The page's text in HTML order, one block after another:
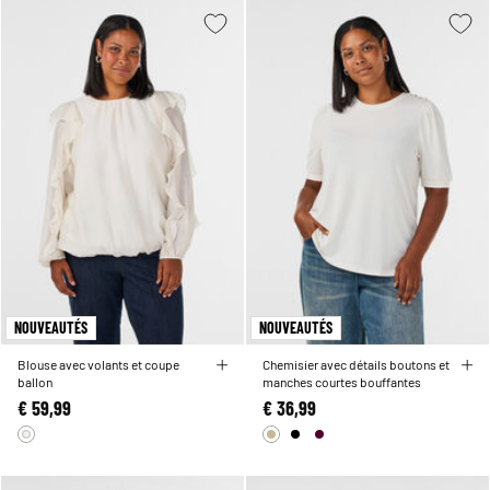
NOUVEAUTÉS
Blouse avec volants et coupe
ballon
€ 59,99
NOUVEAUTÉS
Chemisier avec détails boutons et
manches courtes bouffantes
€ 36,99